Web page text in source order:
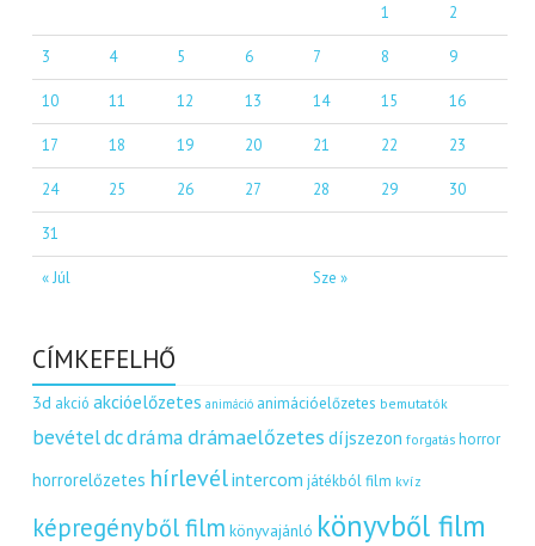
« Júl Sze »
1 2
3 4 5 6 7 8 9
10 11 12 13 14 15 16
17 18 19 20 21 22 23
24 25 26 27 28 29 30
31
CÍMKEFELHŐ
3d akció akcióelőzetes animáció animációelőzetes bemutatók
bevételdcdráma drámaelőzetes díjszezon forgatás horror
horrorelőzetes hírlevélintercom játékból film kvíz
képregényből film könyvajánló könyvből film